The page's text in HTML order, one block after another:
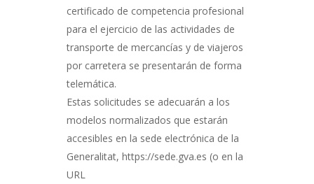
certificado de competencia profesional
para el ejercicio de las actividades de
transporte de mercancías y de viajeros
por carretera se presentarán de forma
telemática.
Estas solicitudes se adecuarán a los
modelos normalizados que estarán
accesibles en la sede electrónica de la
Generalitat, https://sede.gva.es (o en la
URL